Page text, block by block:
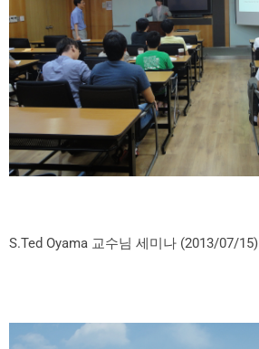
S.Ted Oyama 교수님 세미나 (2013/07/15)